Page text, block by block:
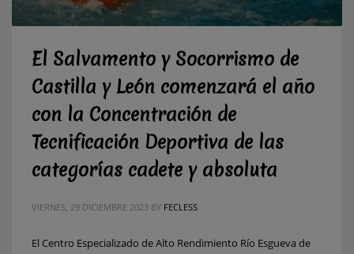
El Salvamento y Socorrismo de
Castilla y León comenzará el año
con la Concentración de
Tecnificación Deportiva de las
categorías cadete y absoluta
VIERNES, 29 DICIEMBRE 2023 BY FECLESS
El Centro Especializado de Alto Rendimiento Río Esgueva de